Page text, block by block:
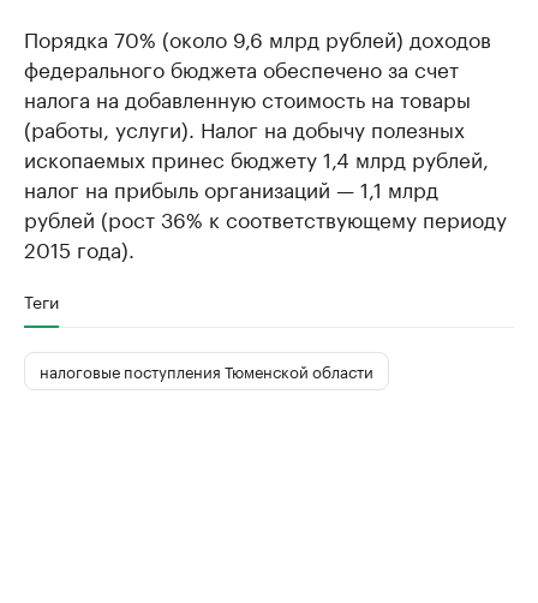
Порядка 70% (около 9,6 млрд рублей) доходов
федерального бюджета обеспечено за счет
налога на добавленную стоимость на товары
(работы, услуги). Налог на добычу полезных
ископаемых принес бюджету 1,4 млрд рублей,
налог на прибыль организаций — 1,1 млрд
рублей (рост 36% к соответствующему периоду
2015 года).
Теги
налоговые поступления Тюменской области